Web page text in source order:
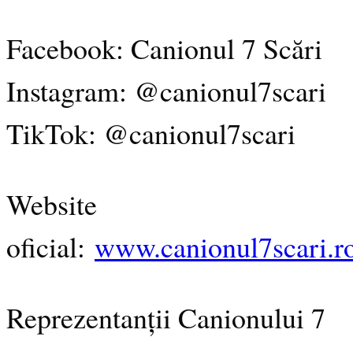
Facebook: Canionul 7 Scări
Instagram: @canionul7scari
TikTok: @canionul7scari
Website
oficial:
Reprezentanții Canionului 7